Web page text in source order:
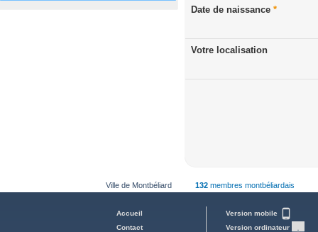
Date de naissance *
Votre localisation
Ville de Montbéliard 132 membres montbéliardais
Accueil
Contact
Version mobile
Version ordinateur